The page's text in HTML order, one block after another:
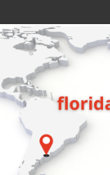
al
contenido